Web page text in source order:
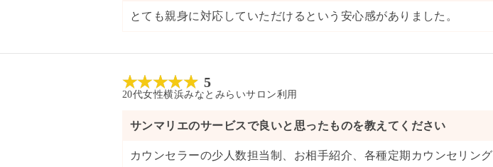
とても親身に対応していただけるという安心感がありました。
5
20代女性横浜みなとみらいサロン利用
サンマリエのサービスで良いと思ったものを教えてください
カウンセラーの少人数担当制 お相手紹介 各種定期カウンセリング